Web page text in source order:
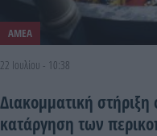
ΑΜΕΑ
22 Ιουλίου - 10:38
Διακομματική
κατάργηση των